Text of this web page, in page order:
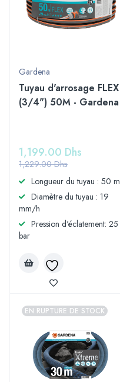
Gardena
Tuyau d'arrosage FLEX
(3/4") 50M - Gardena
1,229.00Dhs
1,199.00 Dhs
Longueur du tuyau : 50 m
Diamètre du tuyau : 19
mm/h
Pression d'éclatement: 25
bar
EN RUPTURE DE STOCK